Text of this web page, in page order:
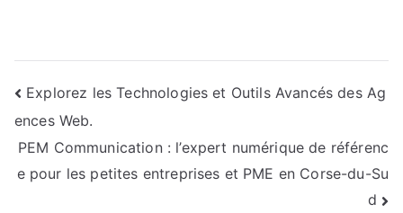
Navigation
de
l’article
Explorez les Technologies et Outils Avancés des Ag
ences Web.
PEM Communication : l’expert numérique de référenc
e pour les petites entreprises et PME en Corse-du-Su
d